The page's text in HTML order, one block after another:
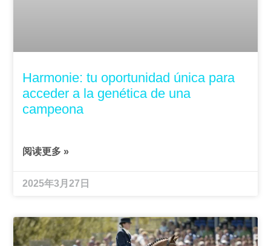
Harmonie: tu oportunidad única para
acceder a la genética de una
campeona
阅读更多 »
2025年3月27日